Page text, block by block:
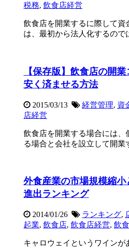
税務, 飲食店経営
飲食店を開業するに際して資
は、最初から法人化するので
【保存版】飲食店の開
安く済ませる方法
2015/03/13 経営管理, 資
店経営
飲食店を開業する場合には、
る場合と会社を設立して開業
外食産業の市場規模縮
進出ランキング
2014/01/26 ランキング,
起業, 飲食店, 飲食店経営, 飲
キャロウェイというワインが